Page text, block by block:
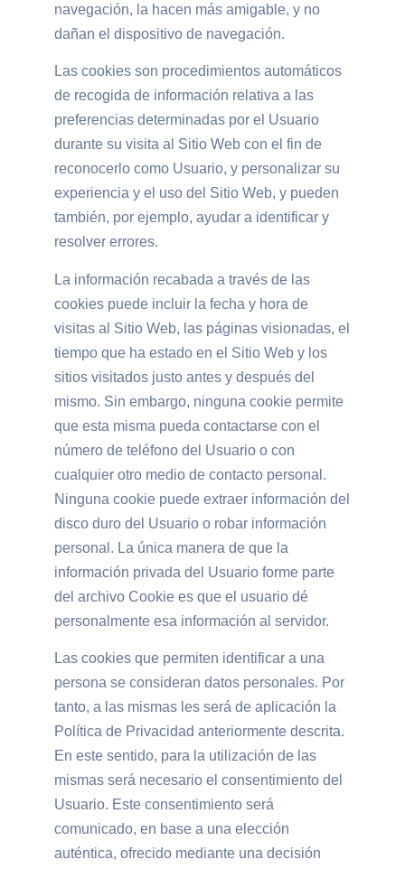
navegación, la hacen más amigable, y no
dañan el dispositivo de navegación.
Las cookies son procedimientos automáticos
de recogida de información relativa a las
preferencias determinadas por el Usuario
durante su visita al Sitio Web con el fin de
reconocerlo como Usuario, y personalizar su
experiencia y el uso del Sitio Web, y pueden
también, por ejemplo, ayudar a identificar y
resolver errores.
La información recabada a través de las
cookies puede incluir la fecha y hora de
visitas al Sitio Web, las páginas visionadas, el
tiempo que ha estado en el Sitio Web y los
sitios visitados justo antes y después del
mismo. Sin embargo, ninguna cookie permite
que esta misma pueda contactarse con el
número de teléfono del Usuario o con
cualquier otro medio de contacto personal.
Ninguna cookie puede extraer información del
disco duro del Usuario o robar información
personal. La única manera de que la
información privada del Usuario forme parte
del archivo Cookie es que el usuario dé
personalmente esa información al servidor.
Las cookies que permiten identificar a una
persona se consideran datos personales. Por
tanto, a las mismas les será de aplicación la
Política de Privacidad anteriormente descrita.
En este sentido, para la utilización de las
mismas será necesario el consentimiento del
Usuario. Este consentimiento será
comunicado, en base a una elección
auténtica, ofrecido mediante una decisión